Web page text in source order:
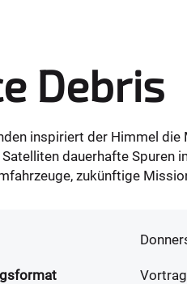
Debris
inspiriert der Himmel
dauerhafte
zukünftige
Vortrag